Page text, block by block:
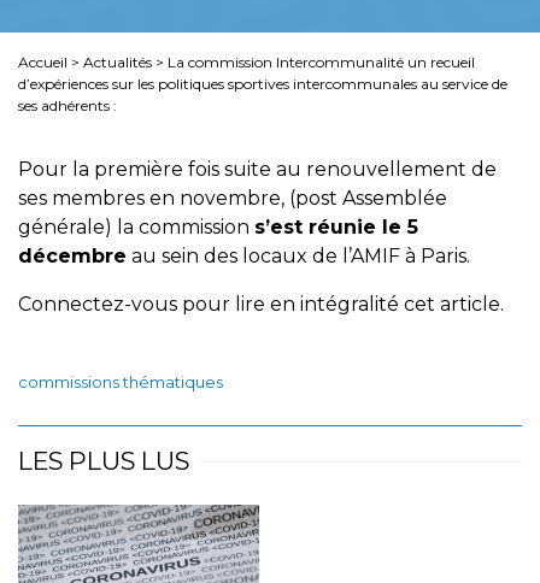
Accueil > Actualités > La commission Intercommunalité un recueil
d’expériences sur les politiques sportives intercommunales au service de
ses adhérents :
Pour la première fois suite au renouvellement de
ses membres en novembre, (post Assemblée
générale) la commission s’est réunie le 5
décembre au sein des locaux de l’AMIF à Paris.
Connectez-vous pour lire en intégralité cet article.
commissions thématiques
LES PLUS LUS